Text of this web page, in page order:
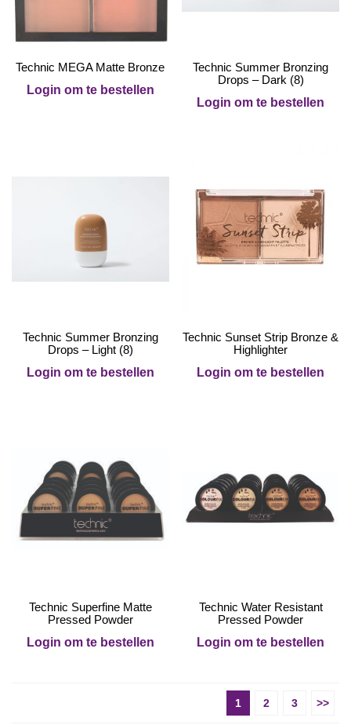
Technic MEGA Matte Bronze
Login om te bestellen
Technic Summer Bronzing
Drops – Dark (8)
Login om te bestellen
Technic Summer Bronzing
Drops – Light (8)
Login om te bestellen
Technic Sunset Strip Bronze &
Highlighter
Login om te bestellen
Technic Superfine Matte
Pressed Powder
Login om te bestellen
Technic Water Resistant
Pressed Powder
Login om te bestellen
1 2 3 >>